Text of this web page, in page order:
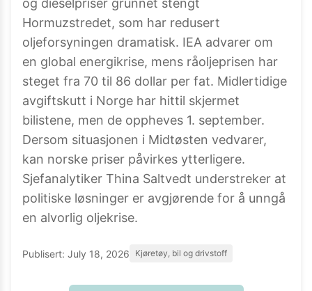
og dieselpriser grunnet stengt
Hormuzstredet, som har redusert
oljeforsyningen dramatisk. IEA advarer om
en global energikrise, mens råoljeprisen har
steget fra 70 til 86 dollar per fat. Midlertidige
avgiftskutt i Norge har hittil skjermet
bilistene, men de oppheves 1. september.
Dersom situasjonen i Midtøsten vedvarer,
kan norske priser påvirkes ytterligere.
Sjefanalytiker Thina Saltvedt understreker at
politiske løsninger er avgjørende for å unngå
en alvorlig oljekrise.
Publisert: July 18, 2026 Kjøretøy, bil og drivstoff